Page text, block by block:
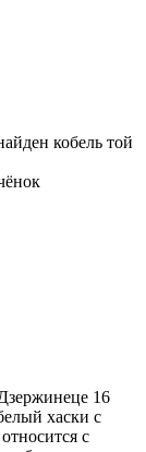
кобель той
16
хаски с
с